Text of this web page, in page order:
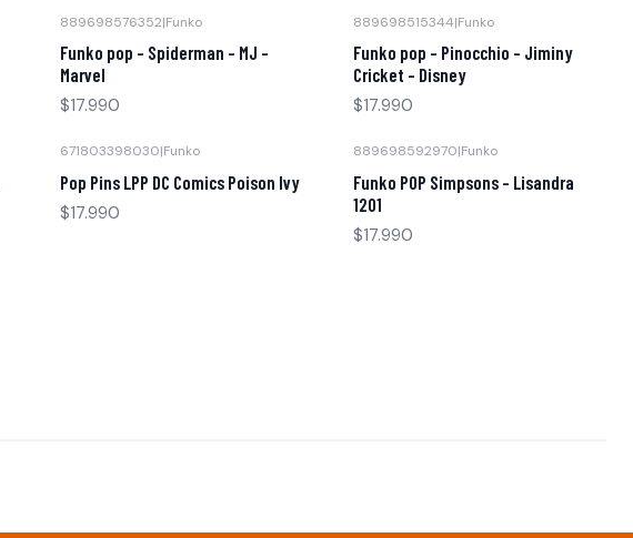
889698576352|Funko
Funko pop - Spiderman - MJ -
Marvel
$17.990
889698515344|Funko
Funko pop - Pinocchio - Jiminy
Cricket - Disney
$17.990
671803398030|Funko
Pop Pins LPP DC Comics Poison Ivy
$17.990
889698592970|Funko
Funko POP Simpsons - Lisandra
1201
$17.990